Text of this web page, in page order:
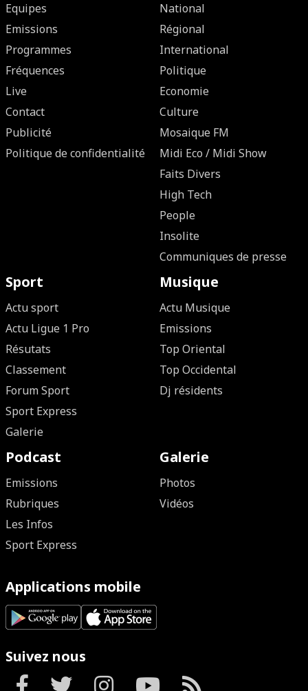
Equipes
Emissions
Programmes
Fréquences
Live
Contact
Publicité
Politique de confidentialité
National
Régional
International
Politique
Economie
Culture
Mosaique FM
Midi Eco / Midi Show
Faits Divers
High Tech
People
Insolite
Communiques de presse
Sport
Actu sport
Actu Ligue 1 Pro
Résutats
Classement
Forum Sport
Sport Express
Galerie
Musique
Actu Musique
Emissions
Top Oriental
Top Occidental
Dj résidents
Podcast
Emissions
Rubriques
Les Infos
Sport Express
Galerie
Photos
Vidéos
Applications mobile
Suivez nous